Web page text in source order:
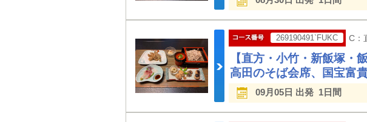
269190491`FUKC C：
【直方・小竹・新飯塚・
高田のそば会席、国宝富
09月05日 出発 1日間